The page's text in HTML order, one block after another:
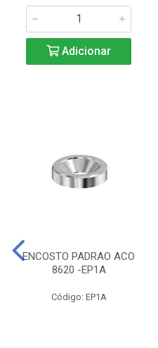
Adicionar
ENCOSTO PADRAO ACO
8620 -EP1A
Código: EP1A